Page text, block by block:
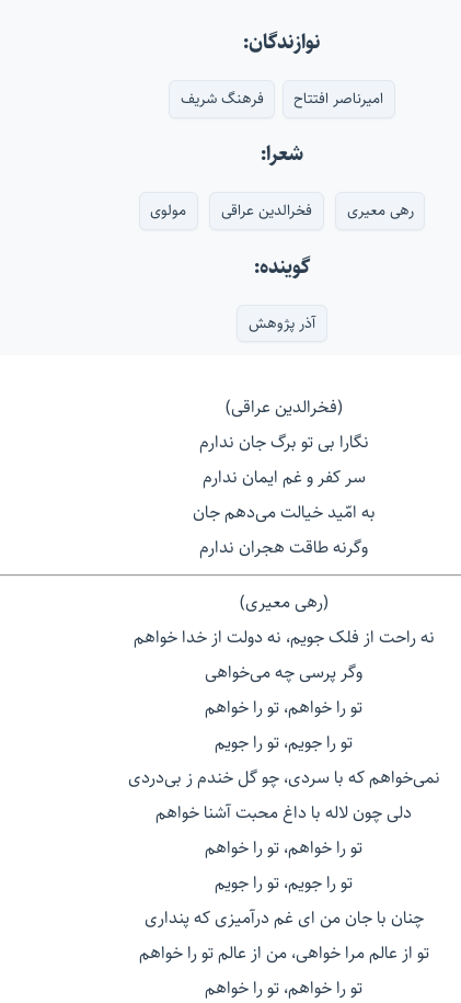
نوازندگان:
امیرناصر افتتاح فرهنگ شریف
شعرا:
رهی معیری فخرالدین عراقی مولوی
گوینده:
آذر پژوهش
(فخرالدین عراقی)
نگارا بی تو برگ جان ندارم
سر کفر و غم ایمان ندارم
به امّید خیالت می‌دهم جان
وگرنه طاقت هجران ندارم
(رهی معیری)
نه راحت از فلک جویم، نه دولت از خدا خواهم
وگر پرسی چه می‌خواهی
تو را خواهم، تو را خواهم
تو را جویم، تو را جویم
نمی‌خواهم که با سردی، چو گل خندم ز بی‌دردی
دلی چون لاله با داغ محبت آشنا خواهم
تو را خواهم، تو را خواهم
تو را جویم، تو را جویم
چنان با جان من ای غم درآمیزی که پنداری
تو از عالم مرا خواهی، من از عالم تو را خواهم
تو را خواهم، تو را خواهم